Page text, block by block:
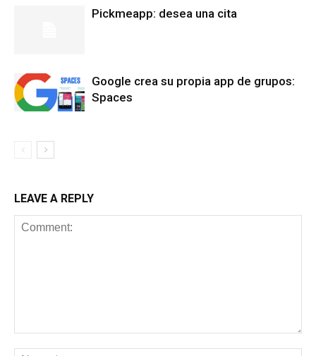
Pickmeapp: desea una cita
Google crea su propia app de grupos:
Spaces
LEAVE A REPLY